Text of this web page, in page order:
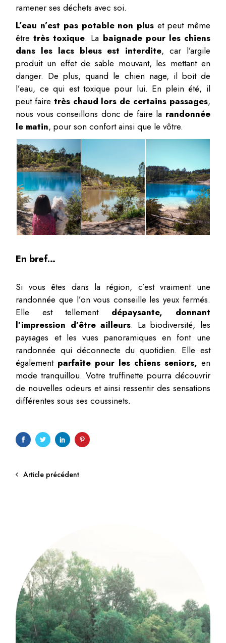
ramener ses déchets avec soi.
L’eau n’est pas potable non plus et peut même
êtretrès toxique. La baignade pour les chiens
dans les lacs bleus est interdite, car l’argile
produit un effet de sable mouvant, les mettant en
danger. De plus, quand le chien nage, il boit de
l’eau, ce qui est toxique pour lui. En plein été, il
peut faire très chaud lors de certains passages,
nous vous conseillons donc de faire la randonnée
le matin, pour son confort ainsi que le vôtre.
En bref…
Si vous êtes dans la région, c’est vraiment une
randonnée que l’on vous conseille les yeux fermés.
Elle est tellement dépaysante, donnant
l’impression d’être ailleurs. La biodiversité, les
paysages et les vues panoramiques en font une
randonnée qui déconnecte du quotidien. Elle est
également parfaite pour les chiens seniors, en
mode tranquillou. Votre truffinette pourra découvrir
de nouvelles odeurs et ainsi ressentir des sensations
différentes sous ses coussinets.
Article précédent